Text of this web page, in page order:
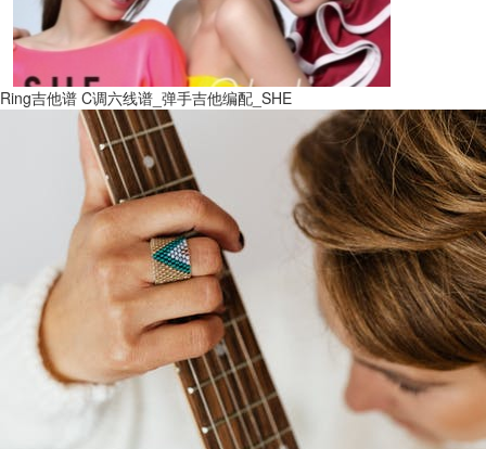
Ring吉他谱 C调六线谱_弹手吉他编配_SHE